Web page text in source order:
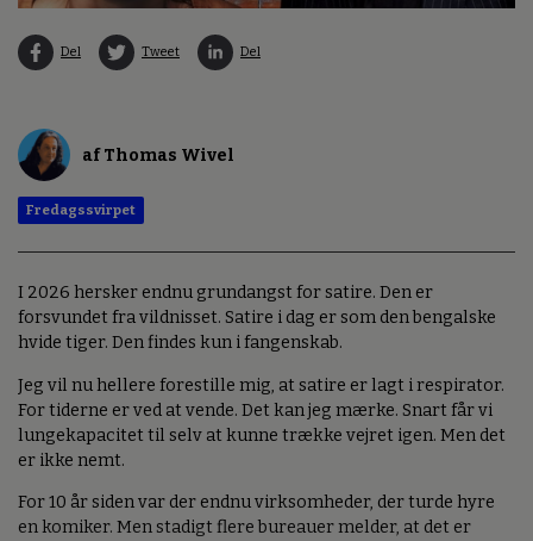
Del Tweet Del
af Thomas Wivel
Fredagssvirpet
I 2026 hersker endnu grundangst for satire. Den er
forsvundet fra vildnisset. Satire i dag er som den bengalske
hvide tiger. Den findes kun i fangenskab.
Jeg vil nu hellere forestille mig, at satire er lagt i respirator.
For tiderne er ved at vende. Det kan jeg mærke. Snart får vi
lungekapacitet til selv at kunne trække vejret igen. Men det
er ikke nemt.
For 10 år siden var der endnu virksomheder, der turde hyre
en komiker. Men stadigt flere bureauer melder, at det er